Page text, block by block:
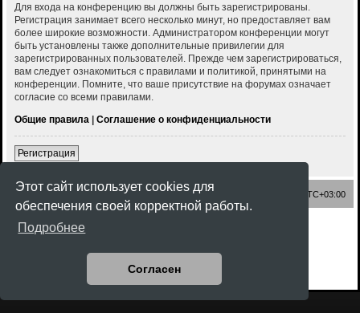
Этот сайт использует cookies для
обеспечения своей корректной работы.
Подробнее
Согласен
Для входа на конференцию вы должны быть зарегистрированы.
Регистрация занимает всего несколько минут, но предоставляет вам
более широкие возможности. Администратором конференции могут
быть установлены также дополнительные привилегии для
зарегистрированных пользователей. Прежде чем зарегистрироваться,
вам следует ознакомиться с правилами и политикой, принятыми на
конференции. Помните, что ваше присутствие на форумах означает
согласие со всеми правилами.
Общие правила | Соглашение о конфиденциальности
Регистрация
Список форумов UTC+03:00
Создано на основе
Русская поддержка phpBB
Конфиденциальность